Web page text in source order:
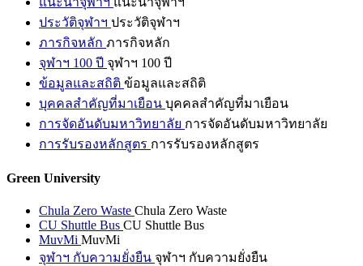
ประวัติจุฬาฯ ประวัติจุฬาฯ
ภารกิจหลัก ภารกิจหลัก
จุฬาฯ 100 ปี จุฬาฯ 100 ปี
ข้อมูลและสถิติ ข้อมูลและสถิติ
บุคคลสำคัญที่มาเยือน บุคคลสำคัญที่มาเยือน
การจัดอันดับมหาวิทยาลัย การจัดอันดับมหาวิทยาลัย
การรับรองหลักสูตร การรับรองหลักสูตร
Green University
Chula Zero Waste Chula Zero Waste
CU Shuttle Bus CU Shuttle Bus
MuvMi MuvMi
จุฬาฯ กับความยั่งยืน จุฬาฯ กับความยั่งยืน